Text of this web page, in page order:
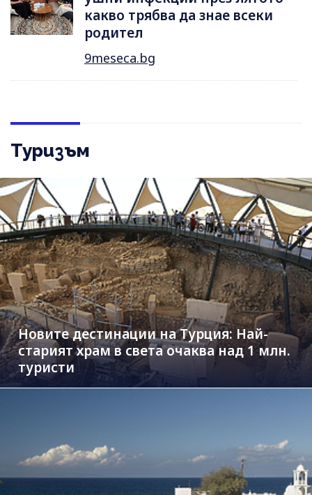
какво трябва да знае всеки
родител
9meseca.bg
Туризъм
Новите дестинации на Турция: Най-
старият храм в света очаква над 1 млн.
туристи